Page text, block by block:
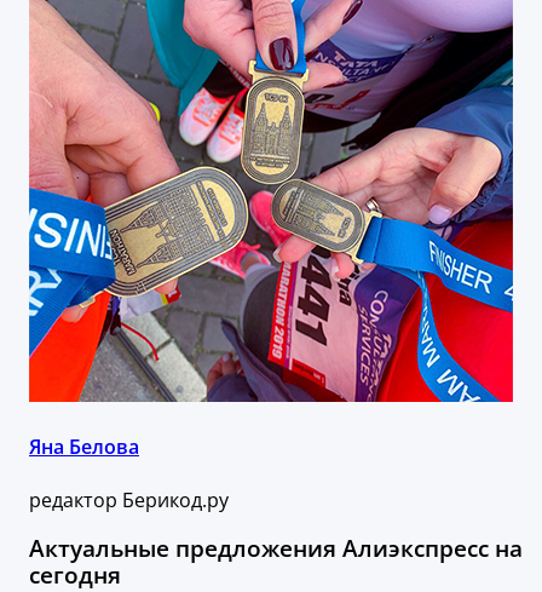
Яна Белова
редактор Берикод.ру
Актуальные предложения Алиэкспресс на
сегодня